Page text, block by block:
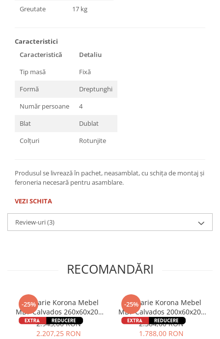
Greutate
17 kg
Caracteristici
Caracteristică
Detaliu
Tip masă
Fixă
Formă
Dreptunghi
Număr persoane
4
Blat
Dublat
Colțuri
Rotunjite
Produsul se livrează în pachet, neasamblat, cu schița de montaj și
feroneria necesară pentru asamblare.
VEZI SCHITA
Review-uri(3)
RECOMANDĂRI
-25%
Bucatarie Korona Mebel
MDF Calvados 260x60x200
cm
2.943,00 RON
2.207,25 RON
-25%
Bucatarie Korona Mebel
MDF Calvados 200x60x200
cm
2.384,00 RON
1.788,00 RON